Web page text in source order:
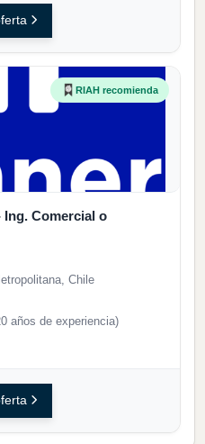
RIAH recomienda
Ing. Comercial o
Chile
años de experiencia)